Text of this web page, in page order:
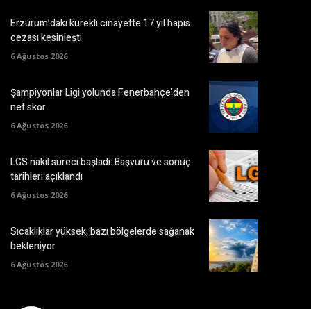
Erzurum’daki kürekli cinayette 17 yıl hapis
cezası kesinleşti
6 Ağustos 2026
Şampiyonlar Ligi yolunda Fenerbahçe’den
net skor
6 Ağustos 2026
LGS nakil süreci başladı: Başvuru ve sonuç
tarihleri açıklandı
6 Ağustos 2026
Sıcaklıklar yüksek, bazı bölgelerde sağanak
bekleniyor
6 Ağustos 2026